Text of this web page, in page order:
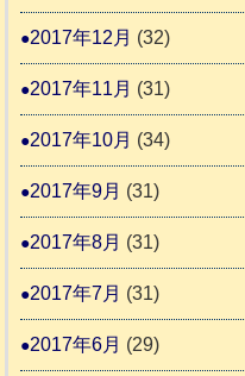
2017年12月 (32)
2017年11月 (31)
2017年10月 (34)
2017年9月 (31)
2017年8月 (31)
2017年7月 (31)
2017年6月 (29)